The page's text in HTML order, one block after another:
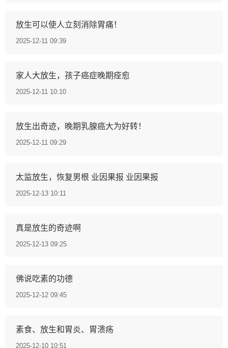
放生可以使人立刻消除胃痛！
2025-12-11 09:39
家人大放生，孩子癌症晚期痊愈
2025-12-11 10:10
放生出奇迹，晚期乳腺癌大为好转！
2025-12-11 09:29
太监放生，恢复男根 业因果报 业因果报
2025-12-13 10:11
真是放生的奇迹啊
2025-12-13 09:25
佛说吃素的功德
2025-12-12 09:45
素食、放生和胃炎、胃溃疡
2025-12-10 10:51